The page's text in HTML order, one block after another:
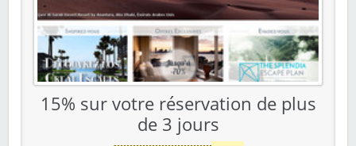
15% sur votre réservation de plus
de 3 jours